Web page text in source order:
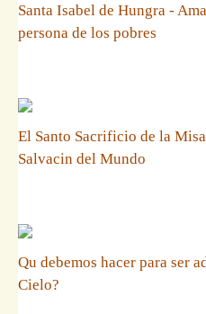
Santa Isabel de Hungra -
persona de los pobres
El Santo Sacrificio de la
Salvacin del Mundo
Qu debemos hacer para ser
Cielo?